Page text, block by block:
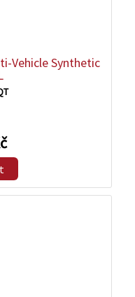
Vehicle Synthetic